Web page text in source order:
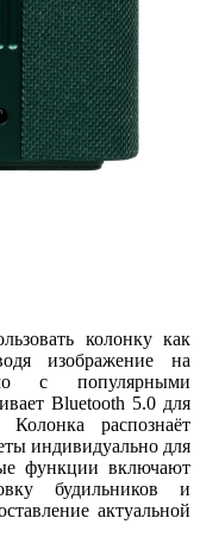
колонку как
изображение на
с популярными
Bluetooth 5.0 для
распознаёт
индивидуально для
функции включают
будильников и
актуальной